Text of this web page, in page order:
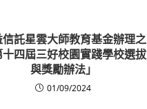
託星雲大師教育基金辦理之
十四屆三好校園實踐學校選拔
與獎勵辦法」
01/09/2024